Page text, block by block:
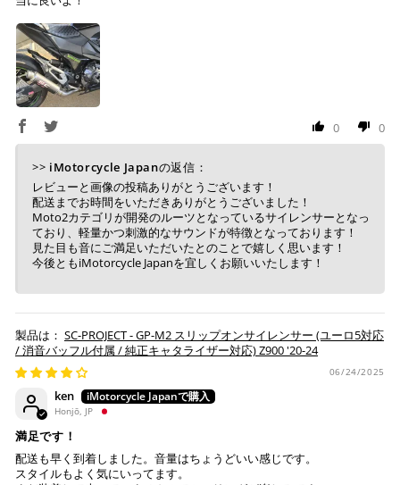
せん。
※ お支払いは現金のみとなります。
銀行振込
ご注文時に情報をお知らせ致しますので、指定の口座に
お振り込みください。
入金確認が取れ次第、商品を手配させて頂きます。
※ お支払期限はご注文日より7日以内とさせて頂いてお
0 0
>> iMotorcycle Japanの返信：
レビューと画像の投稿ありがとうございます！
配送までお時間をいただきありがとうございました！
Moto2カテゴリが開発のルーツとなっているサイレンサーとなっ
ており、軽量かつ刺激的なサウンドが特徴となっております！
見た目も音にご満足いただいたとのことで嬉しく思います！
今後ともiMotorcycle Japanを宜しくお願いいたします！
SC-PROJECT - GP-M2 スリップオンサイレンサー (ユーロ5対応
/ 消音バッフル付属 / 純正キャタライザー対応) Z900 '20-24
06/24/2025
ken
Honjō, JP
満足です！
配送も早く到着しました。音量はちょうどいい感じです。
スタイルもよく気にいってます。